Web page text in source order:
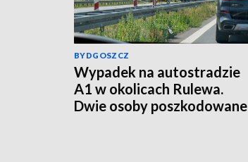
BYDGOSZCZ
Wypadek na autostradzie
A1 w okolicach Rulewa.
Dwie osoby poszkodowane